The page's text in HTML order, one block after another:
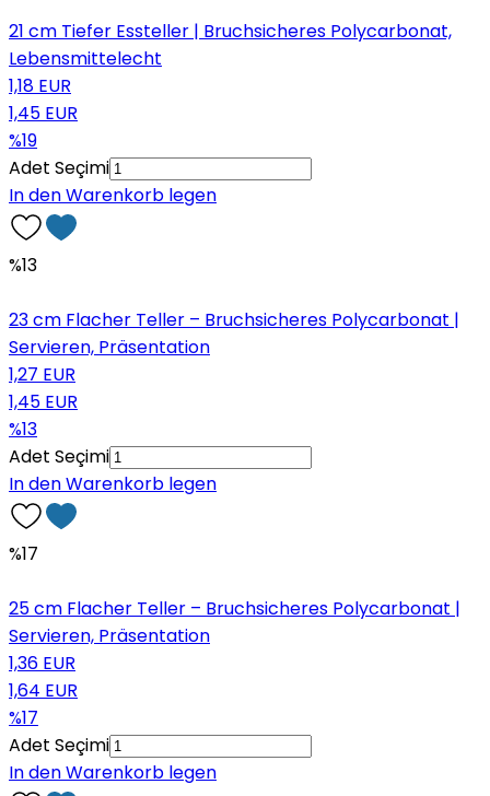
21 cm Tiefer Essteller | Bruchsicheres Polycarbonat,
Lebensmittelecht
1,18 EUR
1,45 EUR
%19
Adet Seçimi
In den Warenkorb legen
%13
23 cm Flacher Teller – Bruchsicheres Polycarbonat |
Servieren, Präsentation
1,27 EUR
1,45 EUR
%13
Adet Seçimi
In den Warenkorb legen
%17
25 cm Flacher Teller – Bruchsicheres Polycarbonat |
Servieren, Präsentation
1,36 EUR
1,64 EUR
%17
Adet Seçimi
In den Warenkorb legen